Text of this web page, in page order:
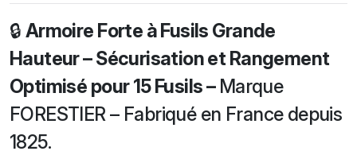
🔒 Armoire Forte à Fusils Grande
Hauteur – Sécurisation et Rangement
Optimisé pour 15 Fusils – Marque
FORESTIER – Fabriqué en France depuis
1825.